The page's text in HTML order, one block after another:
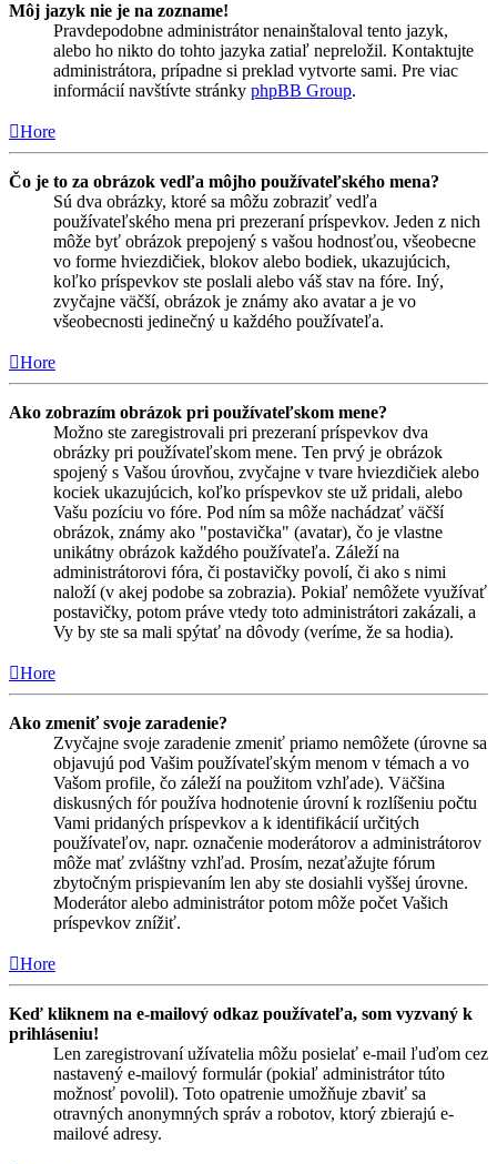
Môj jazyk nie je na zozname!
Pravdepodobne administrátor nenainštaloval tento jazyk,
alebo ho nikto do tohto jazyka zatiaľ nepreložil. Kontaktujte
administrátora, prípadne si preklad vytvorte sami. Pre viac
informácií navštívte stránky phpBB Group.
Hore
Čo je to za obrázok vedľa môjho používateľského mena?
Sú dva obrázky, ktoré sa môžu zobraziť vedľa
používateľského mena pri prezeraní príspevkov. Jeden z nich
môže byť obrázok prepojený s vašou hodnosťou, všeobecne
vo forme hviezdičiek, blokov alebo bodiek, ukazujúcich,
koľko príspevkov ste poslali alebo váš stav na fóre. Iný,
zvyčajne väčší, obrázok je známy ako avatar a je vo
všeobecnosti jedinečný u každého používateľa.
Hore
Ako zobrazím obrázok pri používateľskom mene?
Možno ste zaregistrovali pri prezeraní príspevkov dva
obrázky pri používateľskom mene. Ten prvý je obrázok
spojený s Vašou úrovňou, zvyčajne v tvare hviezdičiek alebo
kociek ukazujúcich, koľko príspevkov ste už pridali, alebo
Vašu pozíciu vo fóre. Pod ním sa môže nachádzať väčší
obrázok, známy ako "postavička" (avatar), čo je vlastne
unikátny obrázok každého používateľa. Záleží na
administrátorovi fóra, či postavičky povolí, či ako s nimi
naloží (v akej podobe sa zobrazia). Pokiaľ nemôžete využívať
postavičky, potom práve vtedy toto administrátori zakázali, a
Vy by ste sa mali spýtať na dôvody (veríme, že sa hodia).
Hore
Ako zmeniť svoje zaradenie?
Zvyčajne svoje zaradenie zmeniť priamo nemôžete (úrovne sa
objavujú pod Vašim používateľským menom v témach a vo
Vašom profile, čo záleží na použitom vzhľade). Väčšina
diskusných fór používa hodnotenie úrovní k rozlíšeniu počtu
Vami pridaných príspevkov a k identifikácií určitých
používateľov, napr. označenie moderátorov a administrátorov
môže mať zvláštny vzhľad. Prosím, nezaťažujte fórum
zbytočným prispievaním len aby ste dosiahli vyššej úrovne.
Moderátor alebo administrátor potom môže počet Vašich
príspevkov znížiť.
Hore
Keď kliknem na e-mailový odkaz používateľa, som vyzvaný k
prihláseniu!
Len zaregistrovaní užívatelia môžu posielať e-mail ľuďom cez
nastavený e-mailový formulár (pokiaľ administrátor túto
možnosť povolil). Toto opatrenie umožňuje zbaviť sa
otravných anonymných správ a robotov, ktorý zbierajú e-
mailové adresy.